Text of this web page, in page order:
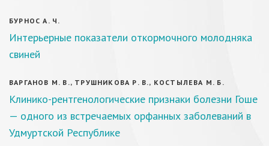
БУРНОС А. Ч.
Интерьерные показатели откормочного молодняка
свиней
ВАРГАНОВ М. В., ТРУШНИКОВА Р. В., КОСТЫЛЕВА М. Б.
Клинико-рентгенологические признаки болезни Гоше
— одного из встречаемых орфанных заболеваний в
Удмуртской Республике